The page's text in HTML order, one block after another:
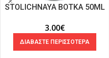
STOLICHNAYA ΒΟΤΚΑ 50ML
3.00€
ΔΙΑΒΑΣΤΕ ΠΕΡΙΣΣΟΤΕΡΑ